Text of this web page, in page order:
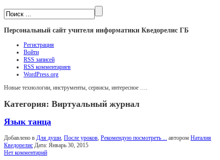
Персональный сайт учителя информатики Кведорелис ГБ
Регистрация
Войти
RSS записей
RSS комментариев
WordPress.org
Новые технологии, инструменты, сервисы, интересное ….
Категория: Виртуальный журнал
Язык танца
Добавлено в Для души, После уроков, Рекомендую посмотреть ... автором Наталия
Кведорелис Дата: Январь 30, 2015
Нет комментарий